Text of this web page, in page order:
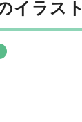
イラスト